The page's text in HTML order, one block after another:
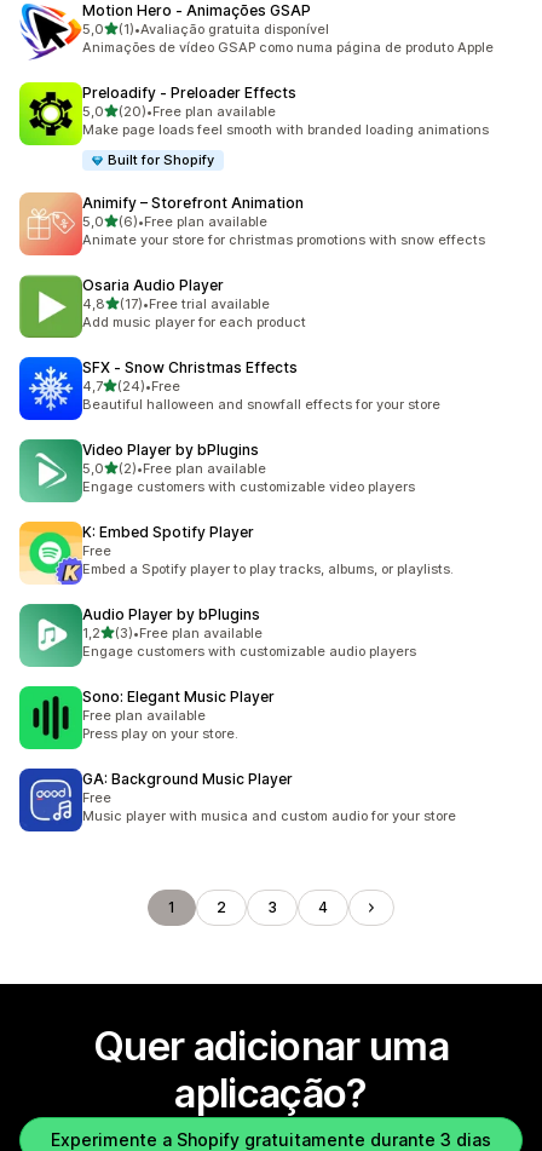
Motion Hero ‑ Animações GSAP
5,0de 5 estrelas
(1)
1 total de avaliações
•Avaliação gratuita disponível
Animações de vídeo GSAP como numa página de produto Apple
Preloadify ‑ Preloader Effects
5,0de 5 estrelas
(20)
20 total de avaliações
•Free plan available
Make page loads feel smooth with branded loading animations
Built for Shopify
Animify – Storefront Animation
5,0de 5 estrelas
(6)
6 total de avaliações
•Free plan available
Animate your store for christmas promotions with snow effects
Osaria Audio Player
4,8de 5 estrelas
(17)
17 total de avaliações
•Free trial available
Add music player for each product
SFX ‑ Snow Christmas Effects
4,7de 5 estrelas
(24)
24 total de avaliações
•Free
Beautiful halloween and snowfall effects for your store
Video Player by bPlugins
5,0de 5 estrelas
(2)
2 total de avaliações
•Free plan available
Engage customers with customizable video players
K: Embed Spotify Player
Free
Embed a Spotify player to play tracks, albums, or playlists.
Audio Player by bPlugins
1,2de 5 estrelas
(3)
3 total de avaliações
•Free plan available
Engage customers with customizable audio players
Sono: Elegant Music Player
Free plan available
Press play on your store.
GA: Background Music Player
Free
Music player with musica and custom audio for your store
1 2 3 4
Quer adicionar uma
aplicação?
Experimente a Shopify gratuitamente durante 3 dias